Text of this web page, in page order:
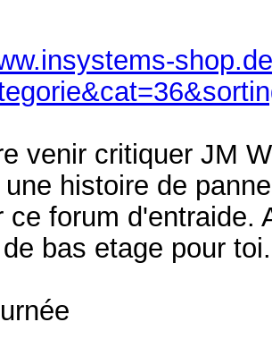
venir critiquer JM
histoire de
ce forum d'entraide.
bas etage pour